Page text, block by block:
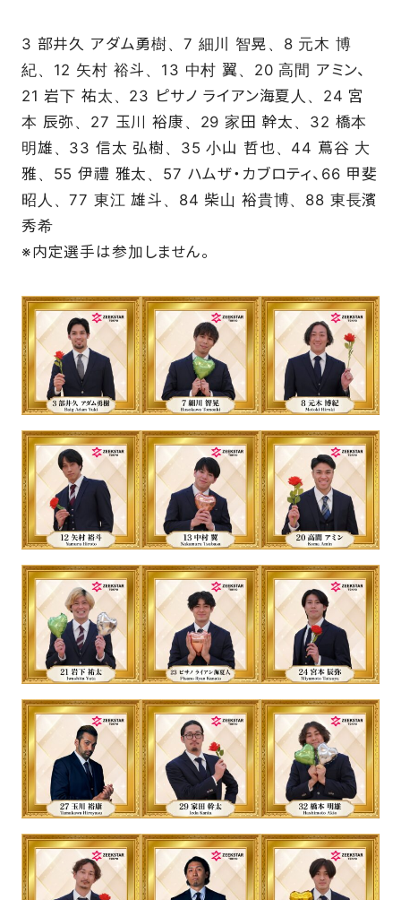
3 部井久 アダム勇樹、7 細川 智晃、8 元木 博
紀、12 矢村 裕斗、13 中村 翼、20 高間 アミン、
21 岩下 祐太、23 ピサノ ライアン海夏人、24 宮
本 辰弥、27 玉川 裕康、29 家田 幹太、32 橋本
明雄、33 信太 弘樹、35 小山 哲也、44 蔦谷 大
雅、55 伊禮 雅太、57 ハムザ・カブロティ、66 甲斐
昭人、77 東江 雄斗、84 柴山 裕貴博、88 東長濱
秀希
※内定選手は参加しません。